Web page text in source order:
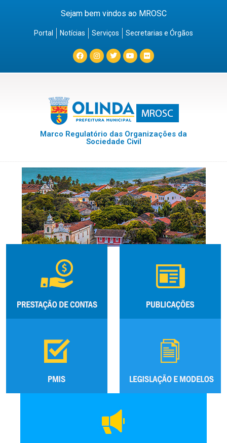
Sejam bem vindos ao MROSC
Portal Notícias Serviços Secretarias e Órgãos
Marco Regulatório das Organizações da
Sociedade Civil